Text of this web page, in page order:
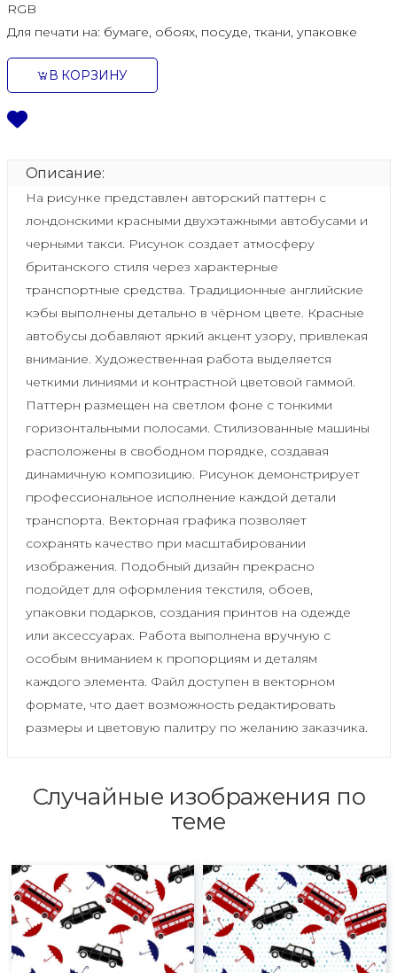
RGB
Для печати на: бумаге, обоях, посуде, ткани, упаковке
В КОРЗИНУ
Описание:
На рисунке представлен авторский паттерн с
лондонскими красными двухэтажными автобусами и
черными такси. Рисунок создает атмосферу
британского стиля через характерные
транспортные средства. Традиционные английские
кэбы выполнены детально в чёрном цвете. Красные
автобусы добавляют яркий акцент узору, привлекая
внимание. Художественная работа выделяется
четкими линиями и контрастной цветовой гаммой.
Паттерн размещен на светлом фоне с тонкими
горизонтальными полосами. Стилизованные машины
расположены в свободном порядке, создавая
динамичную композицию. Рисунок демонстрирует
профессиональное исполнение каждой детали
транспорта. Векторная графика позволяет
сохранять качество при масштабировании
изображения. Подобный дизайн прекрасно
подойдет для оформления текстиля, обоев,
упаковки подарков, создания принтов на одежде
или аксессуарах. Работа выполнена вручную с
особым вниманием к пропорциям и деталям
каждого элемента. Файл доступен в векторном
формате, что дает возможность редактировать
размеры и цветовую палитру по желанию заказчика.
Случайные изображения по
теме